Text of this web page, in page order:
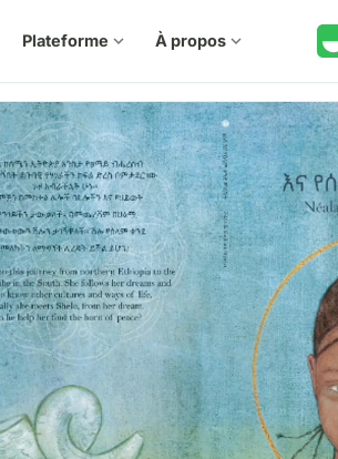
Plateforme expand_more À propos expand_more